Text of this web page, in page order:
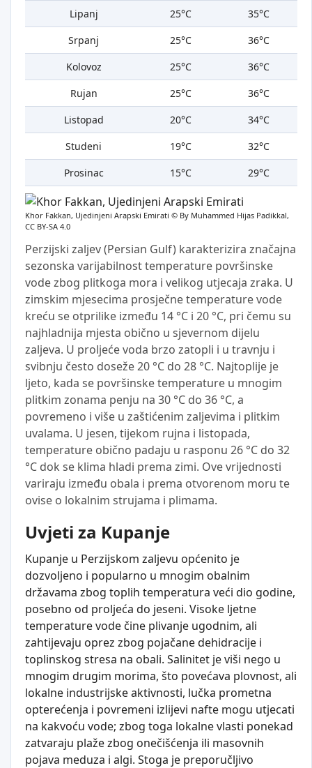
Lipanj
25°C
35°C
Srpanj
25°C
36°C
Kolovoz
25°C
36°C
Rujan
25°C
36°C
Listopad
20°C
34°C
Studeni
19°C
32°C
Prosinac
15°C 29°C
Khor Fakkan, Ujedinjeni Arapski Emirati © By Muhammed Hijas Padikkal,
CC BY-SA 4.0
Perzijski zaljev (Persian Gulf) karakterizira značajna
sezonska varijabilnost temperature površinske
vode zbog plitkoga mora i velikog utjecaja zraka. U
zimskim mjesecima prosječne temperature vode
kreću se otprilike između 14 °C i 20 °C, pri čemu su
najhladnija mjesta obično u sjevernom dijelu
zaljeva. U proljeće voda brzo zatopli i u travnju i
svibnju često doseže 20 °C do 28 °C. Najtoplije je
ljeto, kada se površinske temperature u mnogim
plitkim zonama penju na 30 °C do 36 °C, a
povremeno i više u zaštićenim zaljevima i plitkim
uvalama. U jesen, tijekom rujna i listopada,
temperature obično padaju u rasponu 26 °C do 32
°C dok se klima hladi prema zimi. Ove vrijednosti
variraju između obala i prema otvorenom moru te
ovise o lokalnim strujama i plimama.
Uvjeti za Kupanje
Kupanje u Perzijskom zaljevu općenito je
dozvoljeno i popularno u mnogim obalnim
državama zbog toplih temperatura veći dio godine,
posebno od proljeća do jeseni. Visoke ljetne
temperature vode čine plivanje ugodnim, ali
zahtijevaju oprez zbog pojačane dehidracije i
toplinskog stresa na obali. Salinitet je viši nego u
mnogim drugim morima, što povećava plovnost, ali
lokalne industrijske aktivnosti, lučka prometna
opterećenja i povremeni izlijevi nafte mogu utjecati
na kakvoću vode; zbog toga lokalne vlasti ponekad
zatvaraju plaže zbog onečišćenja ili masovnih
pojava meduza i algi. Stoga je preporučljivo